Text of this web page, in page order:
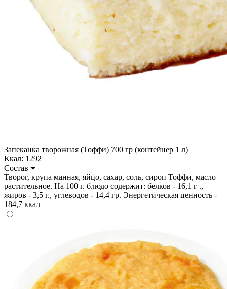
Запеканка творожная (Тоффи) 700 гр (контейнер 1 л)
Ккал: 1292
Состав
Творог, крупа манная, яйцо, сахар, соль, сироп Тоффи, масло
растительное. На 100 г. блюдо содержит: белков - 16,1 г .,
жиров - 3,5 г., углеводов - 14,4 гр. Энергетическая ценность -
184,7 ккал